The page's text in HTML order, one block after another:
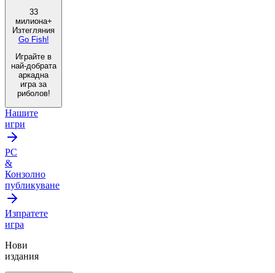
33
милиона+
Изтегляния
Go Fish!
Играйте в
най-добрата
аркадна
игра за
риболов!
Нашите
игри
PC
&
Конзолно
публикуване
Изпратете
игра
Нови
издания